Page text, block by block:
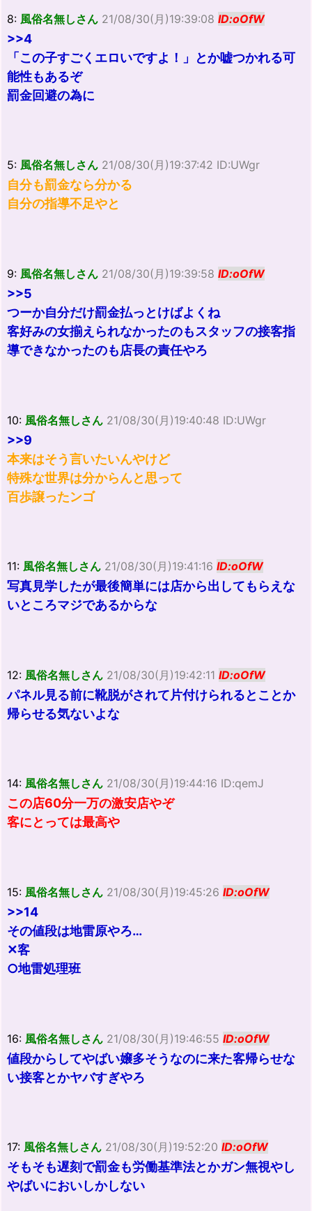
8: 風俗名無しさん 21/08/30(月)19:39:08 ID:oOfW
>>4
「この子すごくエロいですよ！」とか嘘つかれる可
能性もあるぞ
罰金回避の為に
5: 風俗名無しさん 21/08/30(月)19:37:42 ID:UWgr
自分も罰金なら分かる
自分の指導不足やと
9: 風俗名無しさん 21/08/30(月)19:39:58 ID:oOfW
>>5
つーか自分だけ罰金払っとけばよくね
客好みの女揃えられなかったのもスタッフの接客指
導できなかったのも店長の責任やろ
10: 風俗名無しさん 21/08/30(月)19:40:48 ID:UWgr
>>9
本来はそう言いたいんやけど
特殊な世界は分からんと思って
百歩譲ったンゴ
11: 風俗名無しさん 21/08/30(月)19:41:16 ID:oOfW
写真見学したが最後簡単には店から出してもらえな
いところマジであるからな
12: 風俗名無しさん 21/08/30(月)19:42:11 ID:oOfW
パネル見る前に靴脱がされて片付けられるとことか
帰らせる気ないよな
14: 風俗名無しさん 21/08/30(月)19:44:16 ID:qemJ
この店60分一万の激安店やぞ
客にとっては最高や
15: 風俗名無しさん 21/08/30(月)19:45:26 ID:oOfW
>>14
その値段は地雷原やろ…
✕客
○地雷処理班
16: 風俗名無しさん 21/08/30(月)19:46:55 ID:oOfW
値段からしてやばい嬢多そうなのに来た客帰らせな
い接客とかヤバすぎやろ
17: 風俗名無しさん 21/08/30(月)19:52:20 ID:oOfW
そもそも遅刻で罰金も労働基準法とかガン無視やし
やばいにおいしかしない